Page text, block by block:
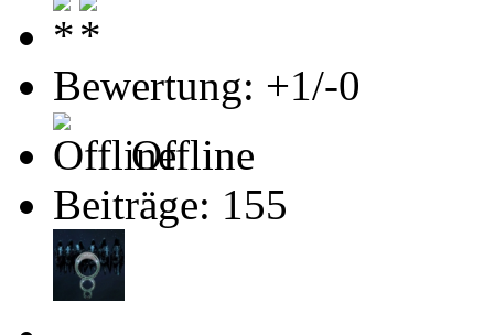
Bewertung: +1/-0
Offline
Beiträge: 155